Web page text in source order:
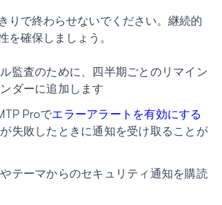
りで終わらせないでください。継続的
を確保しましょう。
監査のために、四半期ごとのリマイン
ダーに追加します
Proでエラーアラートを有効にする
失敗したときに通知を受け取ることが
テーマからのセキュリティ通知を購読